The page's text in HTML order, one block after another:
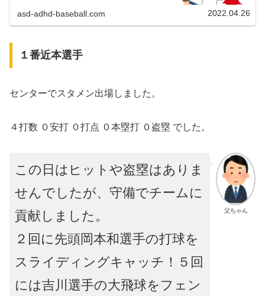
asd-adhd-baseball.com 2022.04.26
１番近本選手
センターでスタメン出場しました。
４打数 ０安打 ０打点 ０本塁打 ０盗塁 でした。
父ちゃん
この日はヒットや盗塁はありま
せんでしたが、守備でチームに
貢献しました。
２回に先頭岡本和選手の打球を
スライディングキャッチ！５回
には吉川選手の大飛球をフェン